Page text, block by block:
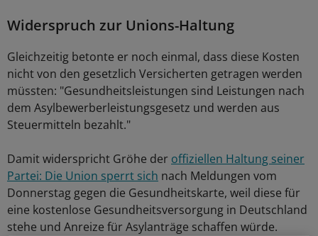
Widerspruch zur Unions-Haltung
Gleichzeitig betonte er noch einmal, dass diese Kosten
nicht von den gesetzlich Versicherten getragen werden
müssten: "Gesundheitsleistungen sind Leistungen nach
dem Asylbewerberleistungsgesetz und werden aus
Steuermitteln bezahlt."
Damit widerspricht Gröhe der offiziellen Haltung seiner
Partei: Die Union sperrt sich nach Meldungen vom
Donnerstag gegen die Gesundheitskarte, weil diese für
eine kostenlose Gesundheitsversorgung in Deutschland
stehe und Anreize für Asylanträge schaffen würde.